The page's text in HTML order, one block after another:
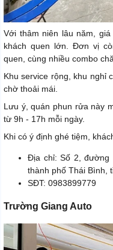
Với thâm niên lâu năm,
khách quen lớn. Đơn vị
quen, cùng nhiều combo
Khu service rộng, khu nghỉ
chờ thoải mái.
Lưu ý, quán phun rửa này
từ 9h - 17h mỗi ngày.
Khi có ý định ghé tiệm,
Địa chỉ: Số 2, đường
thành phố Thái Bình,
SĐT: 0983899779
Trường Giang Auto